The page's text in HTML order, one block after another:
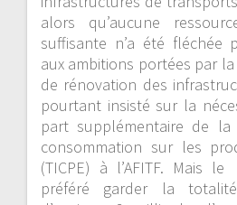
alors qu’aucune
suffisante n’a été fléchée
aux ambitions portées par
de rénovation des
pourtant insisté sur la
part supplémentaire de la
consommation sur les
(TICPE) à l’AFITF. Mais le
préféré garder la